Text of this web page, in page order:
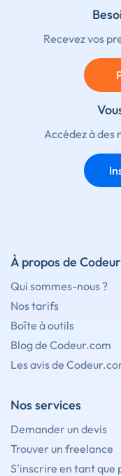
Recevez vos
Accédez à des
À propos de
Qui sommes-nous ?
Nos tarifs
Boîte à outils
Blog de Codeur.com
Les avis de
Nos services
Demander un devis
Trouver un freelance
S'inscrire en tant que